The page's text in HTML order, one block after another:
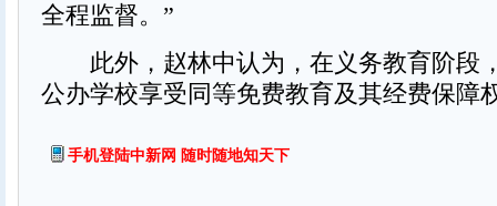
全程监督。”
此外，赵林中认为，在义务教育阶段
公办学校享受同等免费教育及其经费保障
手机登陆中新网 随时随地知天下